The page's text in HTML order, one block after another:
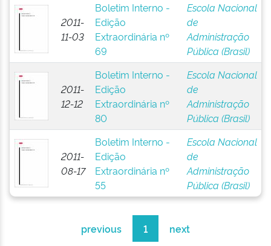
2011-
11-03
Boletim Interno -
Edição
Extraordinária nº
69
Escola Nacional
de
Administração
Pública (Brasil)
2011-
12-12
Boletim Interno -
Edição
Extraordinária nº
80
Escola Nacional
de
Administração
Pública (Brasil)
2011-
08-17
Boletim Interno -
Edição
Extraordinária nº
55
Escola Nacional
de
Administração
Pública (Brasil)
previous 1 next